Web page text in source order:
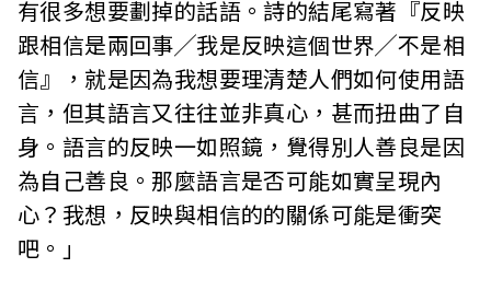
有很多想要劃掉的話語。詩的結尾寫著『反映
跟相信是兩回事╱我是反映這個世界╱不是相
信』，就是因為我想要理清楚人們如何使用語
言，但其語言又往往並非真心，甚而扭曲了自
身。語言的反映一如照鏡，覺得別人善良是因
為自己善良。那麼語言是否可能如實呈現內
心？我想，反映與相信的的關係可能是衝突
吧。」